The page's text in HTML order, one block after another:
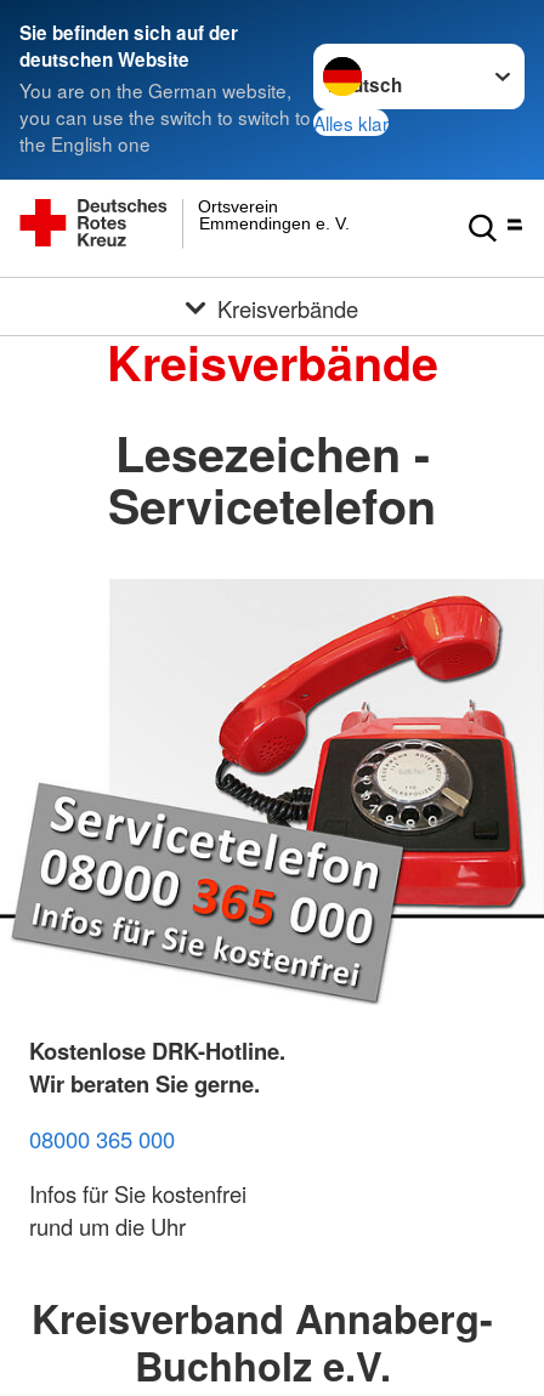
Sie befinden sich auf der
deutschen Website
You are on the German website,
you can use the switch to switch to
the English one
Sprache wechseln zu
Alles klar
Emmendingen e. V.
Ortsverein
Kreisverbände
Kreisverbände
Lesezeichen -
Servicetelefon
Kostenlose DRK-Hotline.
Wir beraten Sie gerne.
08000 365 000
Infos für Sie kostenfrei
rund um die Uhr
Kreisverband Annaberg-
Buchholz e.V.